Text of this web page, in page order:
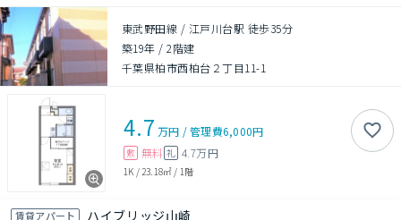
東武野田線 / 江戸川台駅 徒歩35分
築19年 /2階建
千葉県柏市西柏台２丁目11-1
4.7 万円 /管理費6,000円
敷 無料 礼 4.7万円
1K / 23.18㎡ / 1階
賃貸アパート ハイブリッジ山崎